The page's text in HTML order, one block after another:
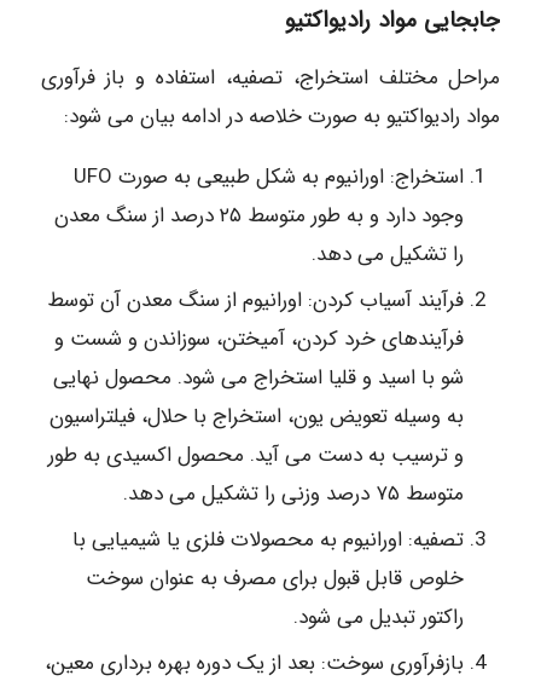
جابجایی مواد رادیواکتیو
مراحل مختلف استخراج، تصفیه، استفاده و باز فرآوری
مواد رادیواکتیو به صورت خلاصه در ادامه بیان می شود:
استخراج: اورانیوم به شکل طبیعی به صورت UFO
وجود دارد و به طور متوسط ۲۵ درصد از سنگ معدن
را تشکیل می دهد.
فرآیند آسیاب کردن: اورانیوم از سنگ معدن آن توسط
فرآیندهای خرد کردن، آمیختن، سوزاندن و شست و
شو با اسید و قلیا استخراج می شود. محصول نهایی
به وسیله تعویض یون، استخراج با حلال، فیلتراسیون
و ترسیب به دست می آید. محصول اکسیدی به طور
متوسط ۷۵ درصد وزنی را تشکیل می دهد.
تصفیه: اورانیوم به محصولات فلزی یا شیمیایی با
خلوص قابل قبول برای مصرف به عنوان سوخت
راکتور تبدیل می شود.
بازفرآوری سوخت: بعد از یک دوره بهره برداری معین،